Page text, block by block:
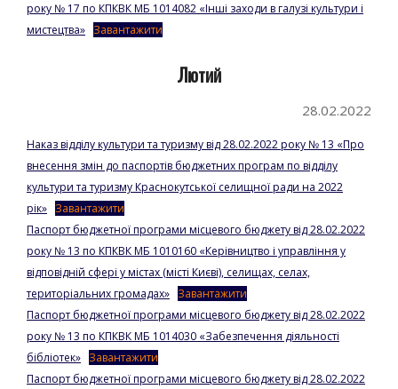
року № 17 по КПКВК МБ 1014082 «Інші заходи в галузі культури і
мистецтва» Завантажити
Лютий
28.02.2022
Наказ відділу культури та туризму від 28.02.2022 року № 13 «Про
внесення змін до паспортів бюджетних програм по відділу
культури та туризму Краснокутської селищної ради на 2022
рік» Завантажити
Паспорт бюджетної програми місцевого бюджету від 28.02.2022
року № 13 по КПКВК МБ 1010160 «Керівництво і управління у
відповідній сфері у містах (місті Києві), селищах, селах,
територіальних громадах» Завантажити
Паспорт бюджетної програми місцевого бюджету від 28.02.2022
року № 13 по КПКВК МБ 1014030 «Забезпечення діяльності
бібліотек» Завантажити
Паспорт бюджетної програми місцевого бюджету від 28.02.2022